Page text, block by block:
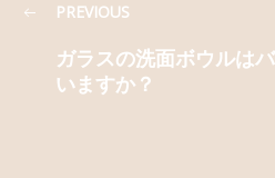
PREVIOUS
ガラスの洗面ボウルは
いますか？